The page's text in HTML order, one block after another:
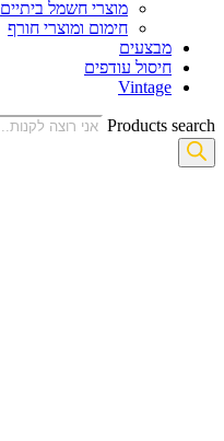
מוצרי חשמל ביתיים
חימום ומוצרי חורף
מבצעים
חיסול עודפים
Vintage
Products search